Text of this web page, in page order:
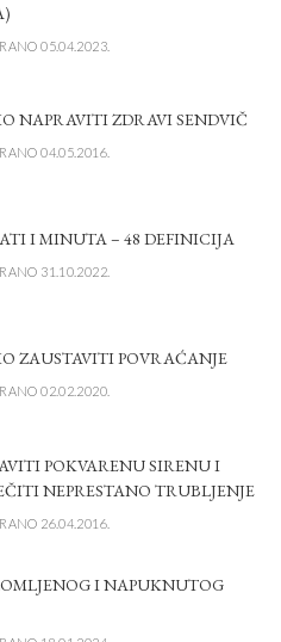
05.04.2023.
NAPRAVITI ZDRAVI SENDVIČ
04.05.2016.
I MINUTA – 48 DEFINICIJA
31.10.2022.
ZAUSTAVITI POVRAĆANJE
02.02.2020.
POKVARENU SIRENU I
NEPRESTANO TRUBLJENJE
26.04.2016.
I NAPUKNUTOG